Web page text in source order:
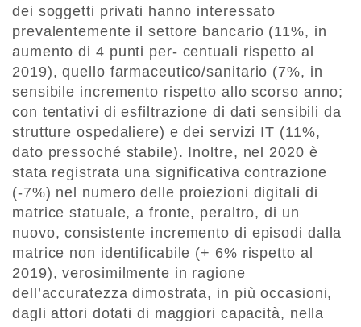
dei soggetti privati hanno interessato
prevalentemente il settore bancario (11%, in
aumento di 4 punti per- centuali rispetto al
2019), quello farmaceutico/sanitario (7%, in
sensibile incremento rispetto allo scorso anno;
con tentativi di esfiltrazione di dati sensibili da
strutture ospedaliere) e dei servizi IT (11%,
dato pressoché stabile). Inoltre, nel 2020 è
stata registrata una significativa contrazione
(-7%) nel numero delle proiezioni digitali di
matrice statuale, a fronte, peraltro, di un
nuovo, consistente incremento di episodi dalla
matrice non identificabile (+ 6% rispetto al
2019), verosimilmente in ragione
dell’accuratezza dimostrata, in più occasioni,
dagli attori dotati di maggiori capacità, nella